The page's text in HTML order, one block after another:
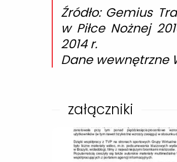
Źródło: Gemius
w Piłce Nożnej
2014 r.
Dane wewnętrzne
załączniki